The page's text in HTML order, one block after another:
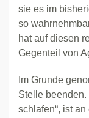
sie es im
so
hat auf diesen
Gegenteil von
Im Grunde
Stelle beenden.
schlafen“, ist